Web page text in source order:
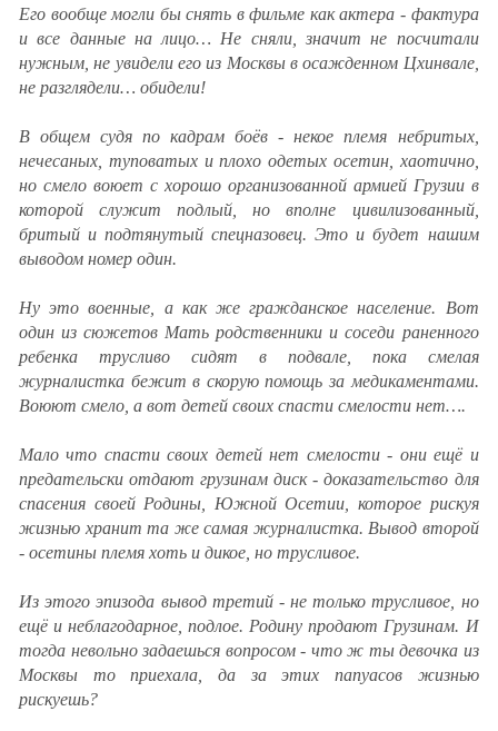
Его вообще могли бы снять в фильме как актера - фактура
и все данные на лицо… Не сняли, значит не посчитали
нужным, не увидели его из Москвы в осажденном Цхинвале,
не разглядели… обидели!
В общем судя по кадрам боёв - некое племя небритых,
нечесаных, туповатых и плохо одетых осетин, хаотично,
но смело воюет с хорошо организованной армией Грузии в
которой служит подлый, но вполне цивилизованный,
бритый и подтянутый спецназовец. Это и будет нашим
выводом номер один.
Ну это военные, а как же гражданское население. Вот
один из сюжетов Мать родственники и соседи раненного
ребенка трусливо сидят в подвале, пока смелая
журналистка бежит в скорую помощь за медикаментами.
Воюют смело, а вот детей своих спасти смелости нет….
Мало что спасти своих детей нет смелости - они ещё и
предательски отдают грузинам диск - доказательство для
спасения своей Родины, Южной Осетии, которое рискуя
жизнью хранит та же самая журналистка. Вывод второй
- осетины племя хоть и дикое, но трусливое.
Из этого эпизода вывод третий - не только трусливое, но
ещё и неблагодарное, подлое. Родину продают Грузинам. И
тогда невольно задаешься вопросом - что ж ты девочка из
Москвы то приехала, да за этих папуасов жизнью
рискуешь?